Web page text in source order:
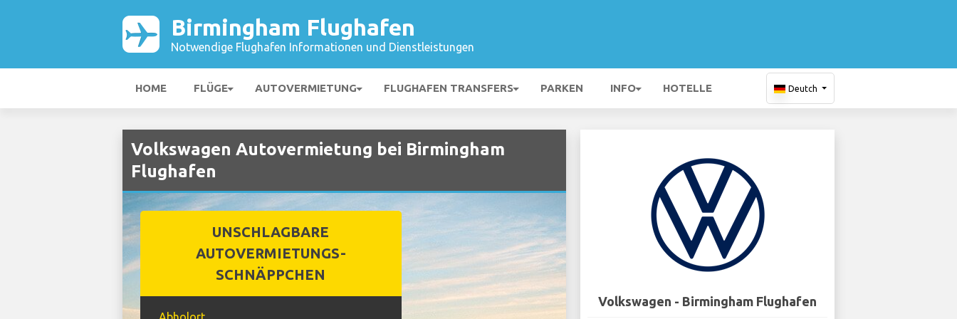
Birmingham Flughafen
Notwendige Flughafen Informationen und Dienstleistungen
HOME FLÜGE AUTOVERMIETUNG FLUGHAFEN TRANSFERS PARKEN INFO HOTELLE Deutch
Volkswagen Autovermietung bei Birmingham
Flughafen
UNSCHLAGBARE
AUTOVERMIETUNGS-
SCHNÄPPCHEN
Volkswagen - Birmingham Flughafen